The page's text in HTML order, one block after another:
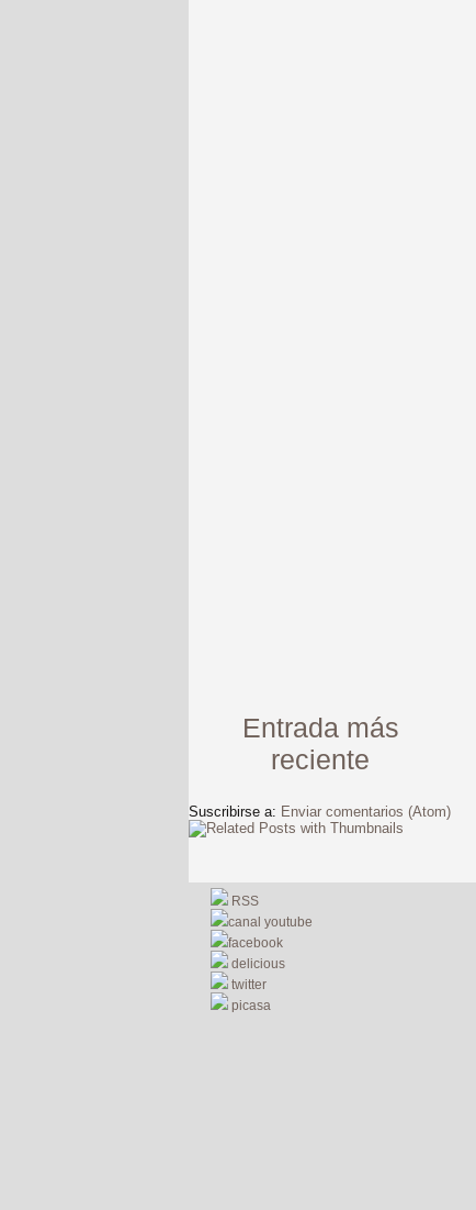
Entrada más
reciente
Suscribirse a: Enviar comentarios (Atom)
RSS
canal youtube
facebook
delicious
twitter
picasa